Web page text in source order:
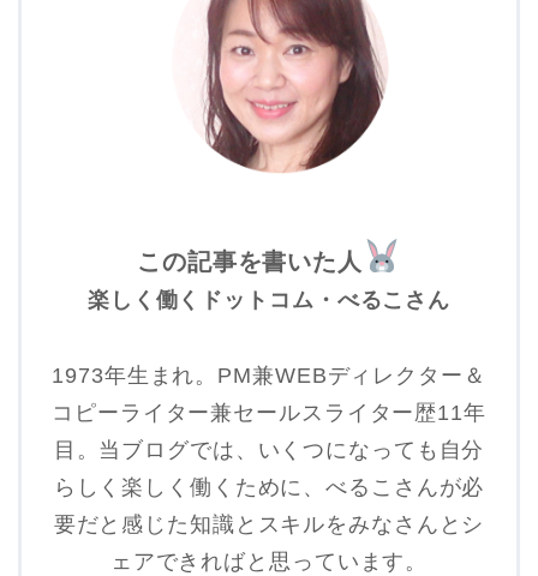
この記事を書いた人
楽しく働くドットコム・べるこさん
1973年生まれ。PM兼WEBディレクター＆
コピーライター兼セールスライター歴11年
目。当ブログでは、いくつになっても自分
らしく楽しく働くために、べるこさんが必
要だと感じた知識とスキルをみなさんとシ
ェアできればと思っています。